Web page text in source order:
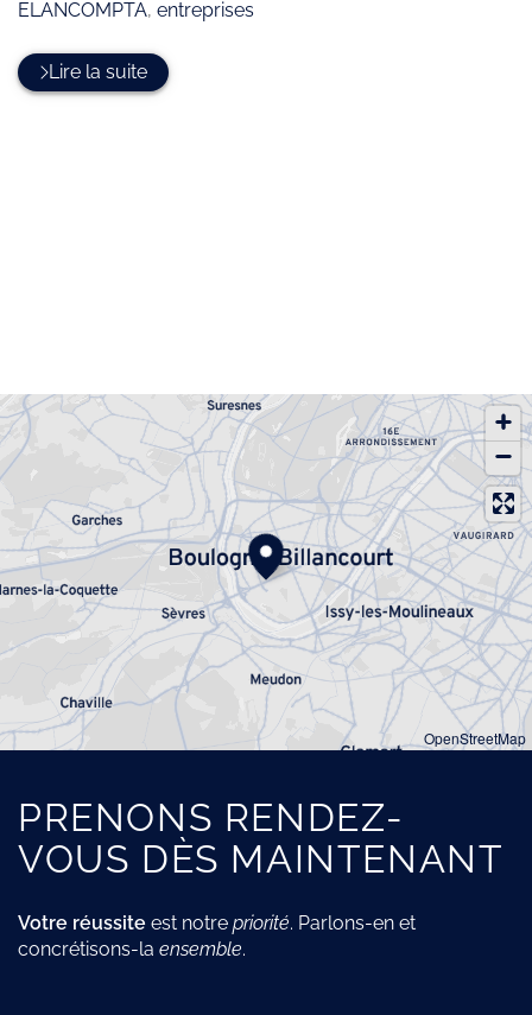
:
ELANCOMPTA, entreprises
Lire la suite
OpenStreetMap
PRENONS RENDEZ-
VOUS DÈS MAINTENANT
Votre réussite est notre priorité. Parlons-en et
concrétisons-la ensemble.